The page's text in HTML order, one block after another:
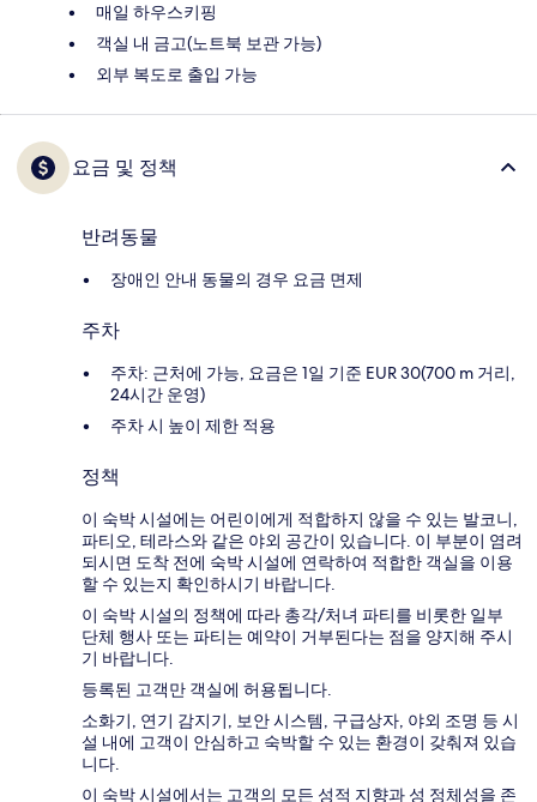
매일 하우스키핑
객실 내 금고(노트북 보관 가능)
외부 복도로 출입 가능
요금 및 정책
반려동물
장애인 안내 동물의 경우 요금 면제
주차
주차: 근처에 가능, 요금은 1일 기준 EUR 30(700 m 거리,
24시간 운영)
주차 시 높이 제한 적용
정책
이 숙박 시설에는 어린이에게 적합하지 않을 수 있는 발코니,
파티오, 테라스와 같은 야외 공간이 있습니다. 이 부분이 염려
되시면 도착 전에 숙박 시설에 연락하여 적합한 객실을 이용
할 수 있는지 확인하시기 바랍니다.
이 숙박 시설의 정책에 따라 총각/처녀 파티를 비롯한 일부
단체 행사 또는 파티는 예약이 거부된다는 점을 양지해 주시
기 바랍니다.
등록된 고객만 객실에 허용됩니다.
소화기, 연기 감지기, 보안 시스템, 구급상자, 야외 조명 등 시
설 내에 고객이 안심하고 숙박할 수 있는 환경이 갖춰져 있습
니다.
이 숙박 시설에서는 고객의 모든 성적 지향과 성 정체성을 존